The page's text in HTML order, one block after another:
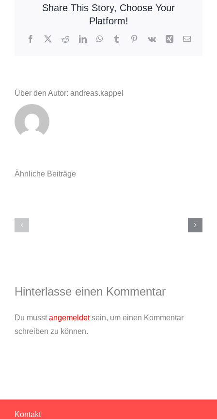
Share This Story, Choose Your
Platform!
Facebook
X RedditLinkedInWhatsApp
TumblrPinterest
Vk Xing E-
Über den Autor: andreas.kappel
Ähnliche Beiträge
Feuerwehr
Hinterlasse einen Kommentar
Du musstangemeldetsein, um einen Kommentar
schreiben zu können.
Kontakt